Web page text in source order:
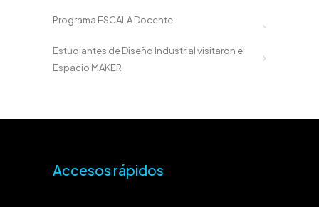
Programa ESCALA Docente
Estudiantes de Diseño Industrial visitaron el
Espacio MAKER
Accesos rápidos